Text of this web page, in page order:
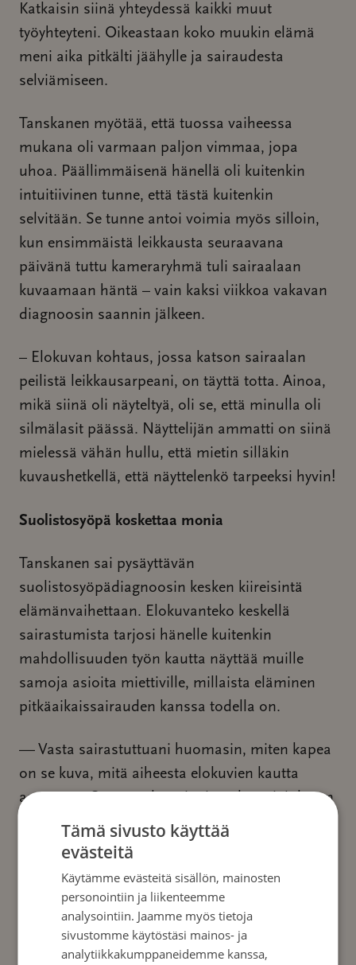
Katkaisin siinä yhteydessä kaikki muut
työyhteyteni. Oikeastaan koko muukin elämä
meni aika pitkälti jäähylle ja sairaudesta
selviämiseen.
Tanskanen myötää, että tuossa vaiheessa
mukana oli varmaan paljon vimmaa, jopa
uhoa. Päällimmäisenä hänellä oli kuitenkin
intuitiivinen tunne, että tästä kuitenkin
selvitään. Se tunne antoi voimia myös silloin,
kun ensimmäistä leikkausta seuraavana
päivänä tuttu kameraryhmä tuli sairaalaan
kuvaamaan häntä – vain kaksi viikkoa vakavan
diagnoosin saannin jälkeen.
– Elokuvan kohtaus, jossa katson sairaalan
peilistä leikkausarpeani, on täyttä totta. Ainoa,
mikä siinä oli näyteltyä, oli se, että minulla oli
silmälasit päässä. Näyttelijän ammatti on siinä
mielessä vähän hullu, että mietin silläkin
kuvaushetkellä, että näyttelenkö tarpeeksi hyvin!
Suolistosyöpä koskettaa monia
Tanskanen sai pysäyttävän
suolistosyöpädiagnoosin kesken kiireisintä
elämänvaihettaan. Elokuvanteko keskellä
sairastumista tarjosi hänelle kuitenkin
mahdollisuuden työn kautta näyttää muille
samoja asioita miettiville, millaista eläminen
pitkäaikaissairauden kanssa todella on.
— Vasta sairastuttuani huomasin, miten kapea
on se kuva, mitä aiheesta elokuvien kautta
annetaan. On se turbaanipäinen kaveri, joka on
kuihtumassa pois tai sängyssä makaamassa.
Itseäni häiritsee hillittömästi tuo ainainen
uhriasetelma.
Vaikka vakava sairastuminen ei ole elokuvan
pääteemaa, se on väistämättä mukana
elokuvan tarinassa.
Tämä sivusto käyttää
evästeitä
Käytämme evästeitä sisällön, mainosten
personointiin ja liikenteemme
analysointiin. Jaamme myös tietoja
sivustomme käytöstäsi mainos- ja
analytiikkakumppaneidemme kanssa,